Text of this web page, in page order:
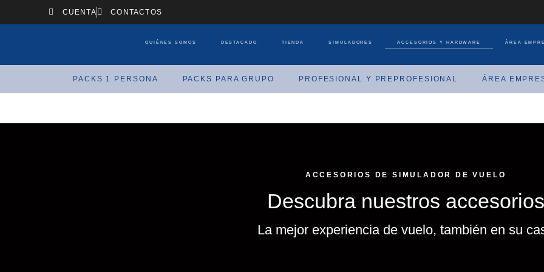
CUENTA CONTACTOS
QUIÉNES SOMOS DESTACADO TIENDA SIMULADORES ACCESORIOS Y HARDWARE ÁREA
PACKS 1 PERSONA PACKS PARA GRUPO PROFESIONAL Y PREPROFESIONAL ÁREA
ACCESORIOS DE SIMULADOR DE VUELO
Descubra nuestros accesorios
La mejor experiencia de vuelo, también en su